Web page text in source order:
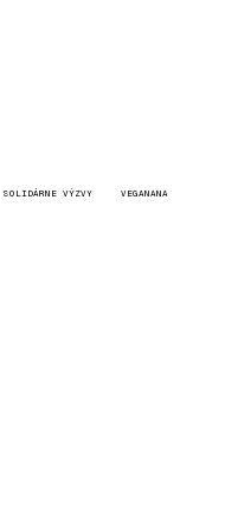
SOLIDÁRNE VÝZVY VEGANANA